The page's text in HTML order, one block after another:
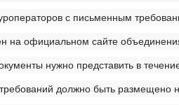
с письменным
на официальном сайте
нужно представить в
должно быть